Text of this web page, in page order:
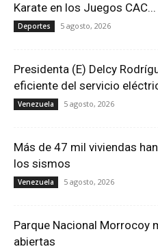
Karate en los Juegos CAC...
Deportes 5 agosto, 2026
Presidenta (E) Delcy
eficiente del servicio
Venezuela 5 agosto, 2026
Más de 47 mil viviendas
los sismos
Venezuela 5 agosto, 2026
Parque Nacional Morrocoy
abiertas